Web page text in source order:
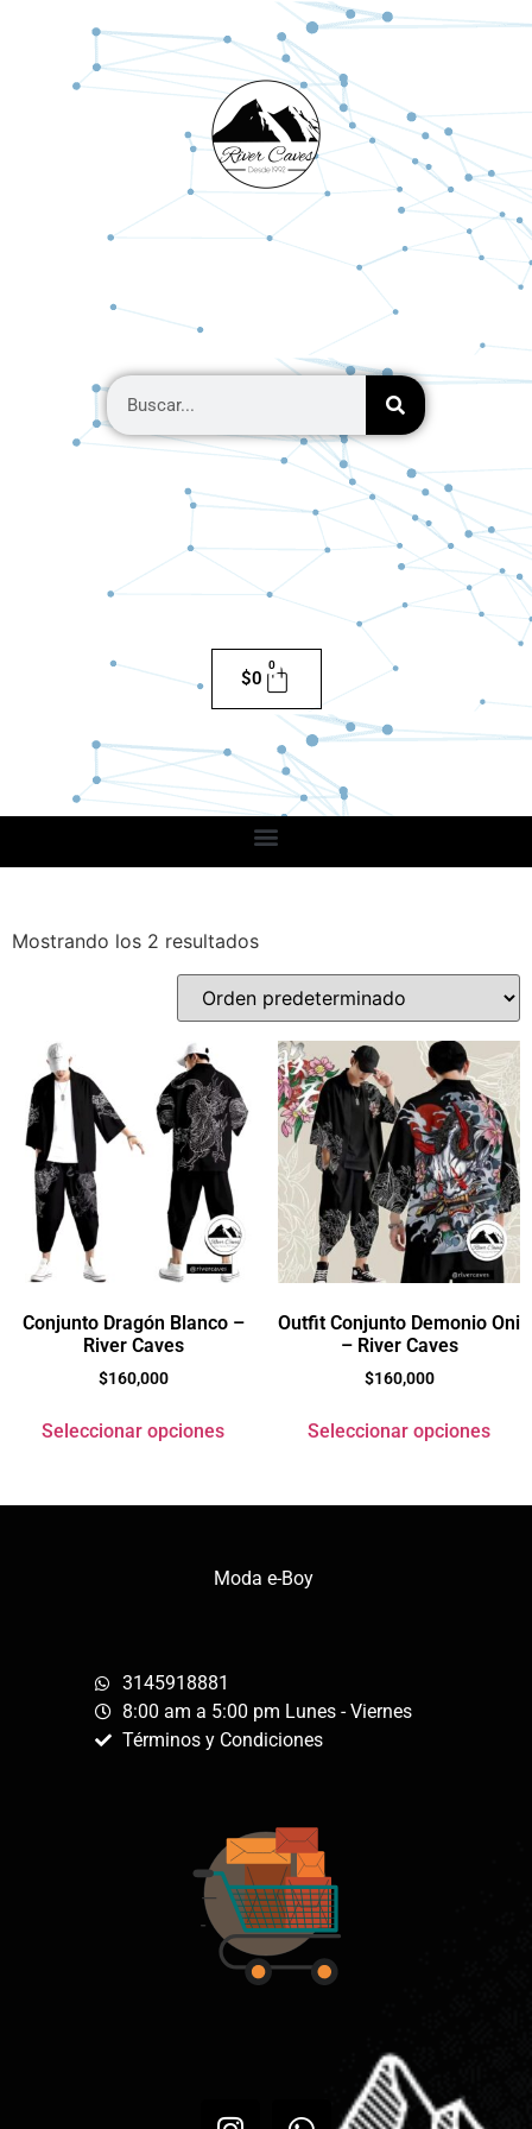
$0
0
Mostrando los 2 resultados
Conjunto Dragón Blanco –
River Caves
$160,000
Seleccionar opciones
Outfit Conjunto Demonio Oni
– River Caves
$160,000
Seleccionar opciones
Moda e-Boy
3145918881
8:00 am a 5:00 pm Lunes - Viernes
Términos y Condiciones